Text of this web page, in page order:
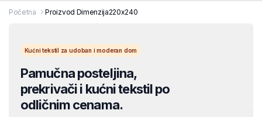
Početna Proizvod Dimenzija220x240
Kućni tekstil za udoban i moderan dom
Pamučna posteljina,
prekrivači i kućni tekstil po
odličnim cenama.